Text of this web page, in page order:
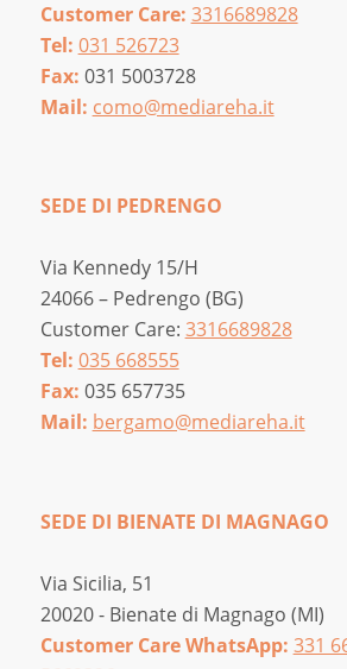
Customer Care: 3316689828
Tel: 031 526723
Fax: 031 5003728
Mail: como@mediareha.it
SEDE DI PEDRENGO
Via Kennedy 15/H
24066 – Pedrengo (BG)
Customer Care: 3316689828
Tel: 035 668555
Fax: 035 657735
Mail: bergamo@mediareha.it
SEDE DI BIENATE DI MAGNAGO
Via Sicilia, 51
20020 - Bienate di Magnago (MI)
Customer Care WhatsApp: 331